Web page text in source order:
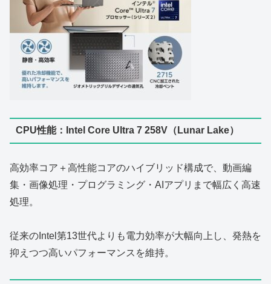
CPU性能：Intel Core Ultra 7 258V（Lunar Lake）
高効率コア＋高性能コアのハイブリッド構成で、動画編
集・画像処理・プログラミング・AIアプリまで幅広く高速
処理。
従来のIntel第13世代よりも電力効率が大幅向上し、発熱を
抑えつつ高いパフォーマンスを維持。